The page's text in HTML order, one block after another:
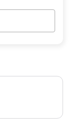
單順序出貨。
1 條